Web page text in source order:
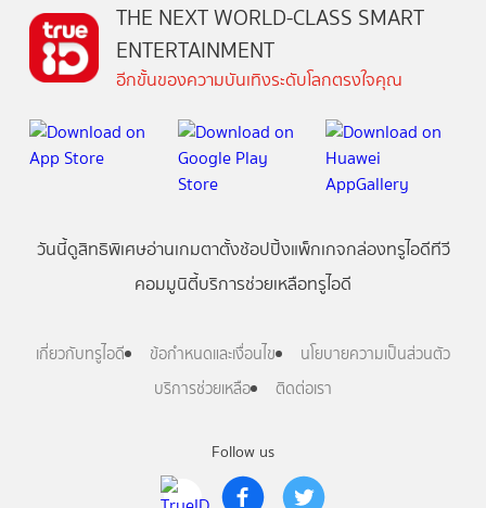
Follow us
THE NEXT WORLD-CLASS SMART
ENTERTAINMENT
อีกขั้นของความบันเทิงระดับโลกตรงใจคุณ
วันนี้ดูสิทธิพิเศษอ่านเกมตาตั้งช้อปปิ้งแพ็กเกจกล่องทรูไอดีทีวี
คอมมูนิตี้บริการช่วยเหลือทรูไอดี
เกี่ยวกับทรูไอดี ข้อกำหนดและเงื่อนไข
นโยบายความเป็นส่วนตัว
บริการช่วยเหลือ
ติดต่อเรา